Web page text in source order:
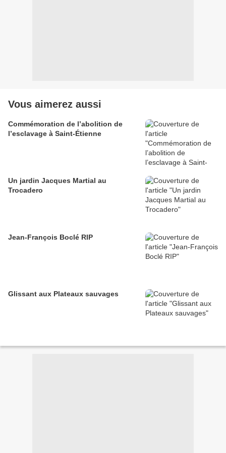
Vous aimerez aussi
Commémoration de l’abolition de
l’esclavage à Saint-Étienne
Un jardin Jacques Martial au
Trocadero
Jean-François Boclé RIP
Glissant aux Plateaux sauvages